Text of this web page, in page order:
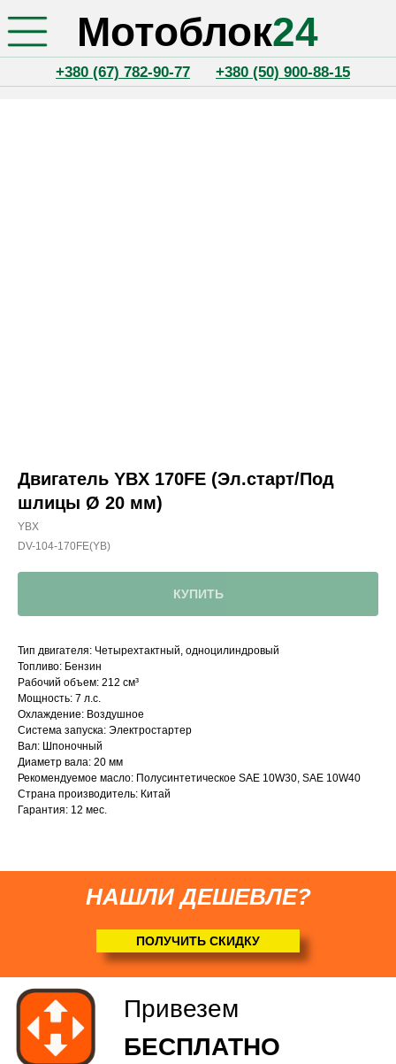
Мотоблок24
Двигатель YBX 170FE (Эл.старт/Под
шлицы Ø 20 мм)
YBX
DV-104-170FE(YB)
КУПИТЬ
Тип двигателя: Четырехтактный, одноцилиндровый
Топливо: Бензин
Рабочий объем: 212 см³
Мощность: 7 л.с.
Охлаждение: Воздушное
Система запуска: Электростартер
Вал: Шпоночный
Диаметр вала: 20 мм
Рекомендуемое масло: Полусинтетическое SAE 10W30, SAE 10W40
Страна производитель: Китай
Гарантия: 12 мес.
НАШЛИ ДЕШЕВЛЕ?
ПОЛУЧИТЬ СКИДКУ
Отправка
БЕЗ предоплаты
Привезем
БЕСПЛАТНО
Соберем мотоблок
(по желанию)